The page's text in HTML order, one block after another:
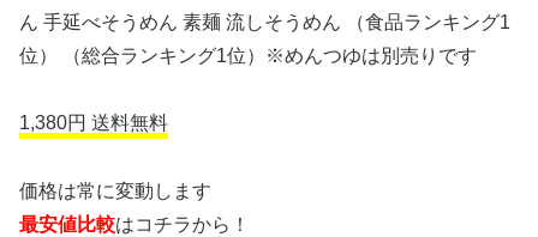
ん 手延べそうめん 素麺 流しそうめん （食品ランキング1
位） （総合ランキング1位）※めんつゆは別売りです
1,380円 送料無料
価格は常に変動します
最安値比較はコチラから！